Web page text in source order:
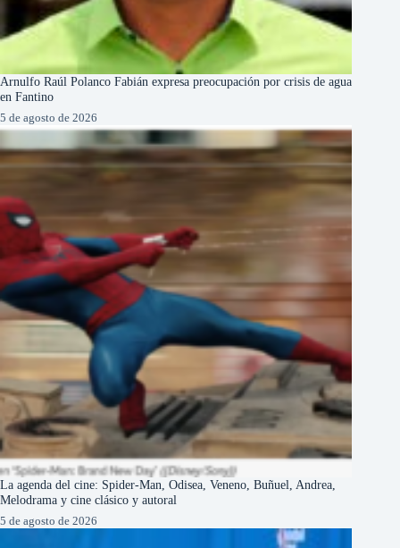
Arnulfo Raúl Polanco Fabián expresa preocupación por crisis de agua
en Fantino
5 de agosto de 2026
La agenda del cine: Spider-Man, Odisea, Veneno, Buñuel, Andrea,
Melodrama y cine clásico y autoral
5 de agosto de 2026